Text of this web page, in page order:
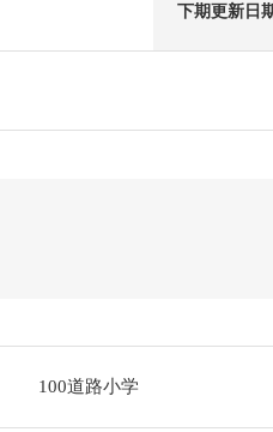
下期更新日
100道路小学